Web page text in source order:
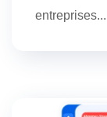
entreprises...